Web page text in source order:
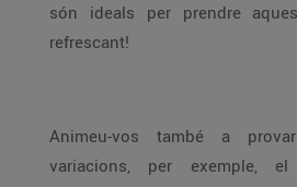
són ideals per prendre
refrescant!
Animeu-vos també a
variacions, per exemple,